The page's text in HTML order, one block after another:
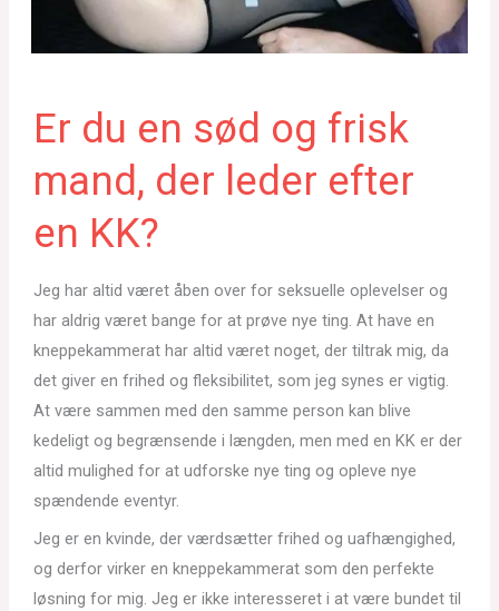
Er du en sød og frisk
mand, der leder efter
en KK?
Jeg har altid været åben over for seksuelle oplevelser og
har aldrig været bange for at prøve nye ting. At have en
kneppekammerat har altid været noget, der tiltrak mig, da
det giver en frihed og fleksibilitet, som jeg synes er vigtig.
At være sammen med den samme person kan blive
kedeligt og begrænsende i længden, men med en KK er der
altid mulighed for at udforske nye ting og opleve nye
spændende eventyr.
Jeg er en kvinde, der værdsætter frihed og uafhængighed,
og derfor virker en kneppekammerat som den perfekte
løsning for mig. Jeg er ikke interesseret i at være bundet til